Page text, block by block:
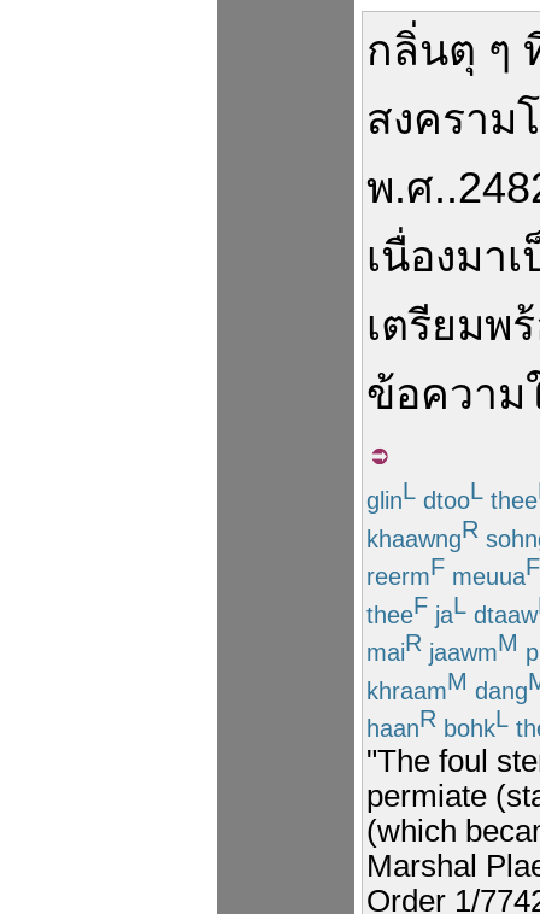
กลิ่นตุ ๆ
สงคราม
พ.ศ..
เนื่องมา
เตรียมพ
ข้อความ
glinL dtooL thee
khaawngR
reermF meuuaF
theeF jaL dtaaw
maiR jaawmM
khraamM dang
haanR bohkL
"The foul
permiate
(which
Marshal
Order 1/